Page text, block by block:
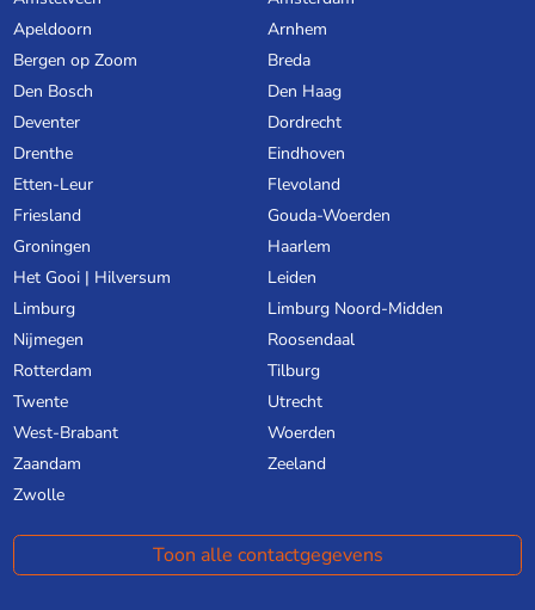
Apeldoorn
Arnhem
Bergen op Zoom
Breda
Den Bosch
Den Haag
Deventer
Dordrecht
Drenthe
Eindhoven
Etten-Leur
Flevoland
Friesland
Gouda-Woerden
Groningen
Haarlem
Het Gooi | Hilversum
Leiden
Limburg
Limburg Noord-Midden
Nijmegen
Roosendaal
Rotterdam
Tilburg
Twente
Utrecht
West-Brabant
Woerden
Zaandam
Zeeland
Zwolle
Toon alle contactgegevens